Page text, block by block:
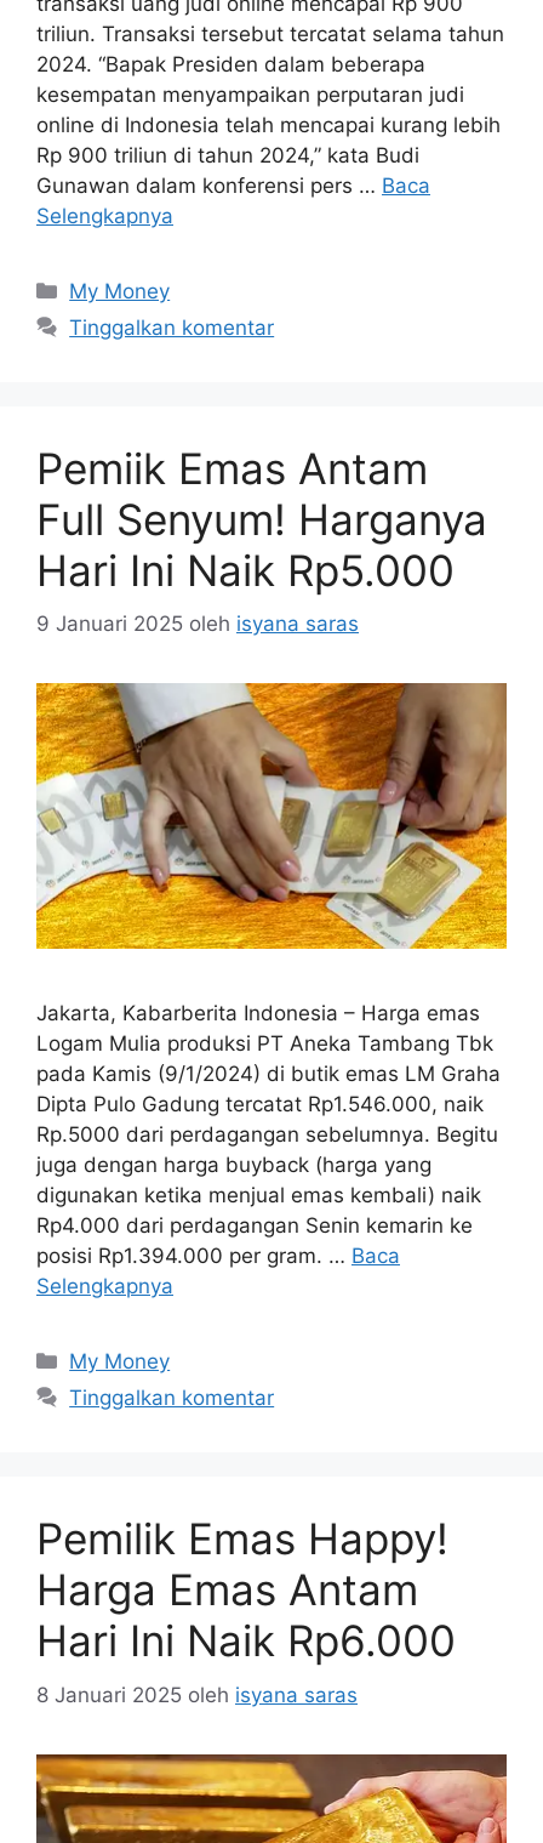
triliun. Transaksi tersebut tercatat selama tahun
2024. “Bapak Presiden dalam beberapa
kesempatan menyampaikan perputaran judi
online di Indonesia telah mencapai kurang lebih
Rp 900 triliun di tahun 2024,” kata Budi
Gunawan dalam konferensi pers … Baca
Selengkapnya
Kategori
My Money
Tinggalkan komentar
Pemiik Emas Antam
Full Senyum! Harganya
Hari Ini Naik Rp5.000
9 Januari 2025 oleh isyana saras
Jakarta, Kabarberita Indonesia – Harga emas
Logam Mulia produksi PT Aneka Tambang Tbk
pada Kamis (9/1/2024) di butik emas LM Graha
Dipta Pulo Gadung tercatat Rp1.546.000, naik
Rp.5000 dari perdagangan sebelumnya. Begitu
juga dengan harga buyback (harga yang
digunakan ketika menjual emas kembali) naik
Rp4.000 dari perdagangan Senin kemarin ke
posisi Rp1.394.000 per gram. … Baca
Selengkapnya
Kategori
My Money
Tinggalkan komentar
Pemilik Emas Happy!
Harga Emas Antam
Hari Ini Naik Rp6.000
8 Januari 2025 oleh isyana saras